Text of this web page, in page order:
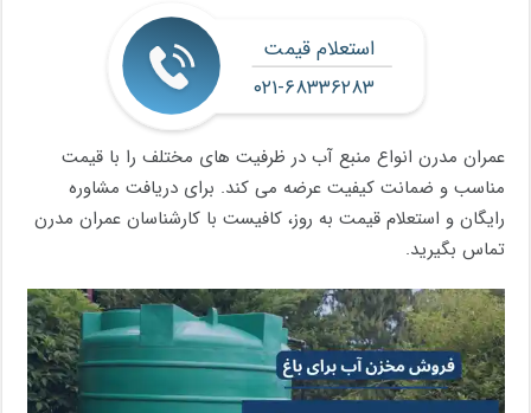
استعلام قیمت
۰۲۱-۶۸۳۳۶۲۸۳
عمران مدرن انواع منبع آب در ظرفیت ‌های مختلف را با قیمت
مناسب و ضمانت کیفیت عرضه می ‌کند. برای دریافت مشاوره
رایگان و استعلام قیمت به ‌روز، کافیست با کارشناسان عمران مدرن
تماس بگیرید.